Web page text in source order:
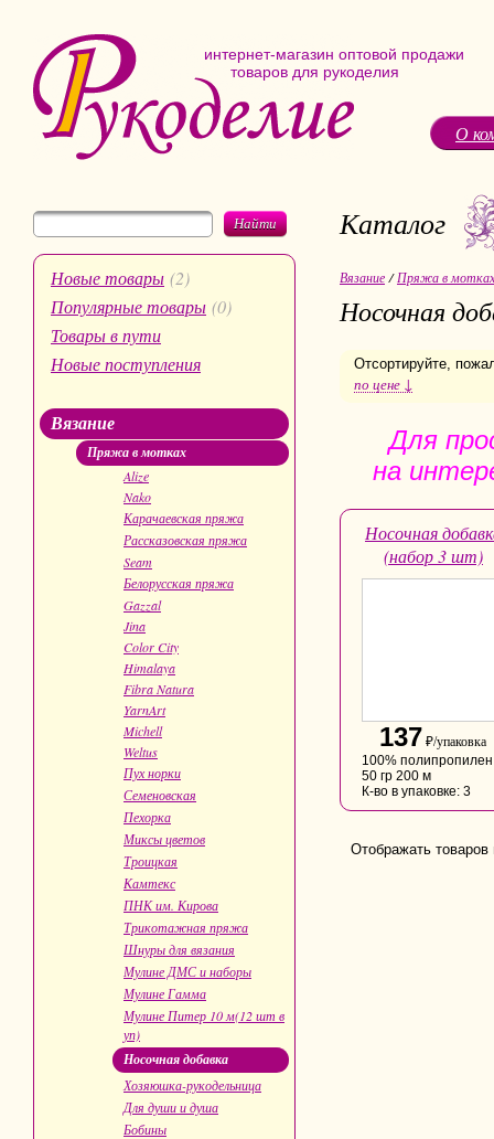
интернет-магазин оптовой продажи
товаров для рукоделия
О
Найти
Новые товары (2)
Популярные товары (0)
Товары в пути
Новые поступления
Вязание
Пряжа в мотках
Alize
Nako
Карачаевская пряжа
Рассказовская пряжа
Seam
Белорусская пряжа
Gazzal
Jina
Color City
Himalaya
Fibra Natura
YarnArt
Michell
Weltus
Пух норки
Семеновская
Пехорка
Миксы цветов
Троицкая
Камтекс
ПНК им. Кирова
Трикотажная пряжа
Шнуры для вязания
Мулине ДМС и наборы
Мулине Гамма
Мулине Питер 10 м(12 шт в
уп)
Носочная добавка
Хозяюшка-рукодельница
Для души и душа
Бобины
Каталог
Вязание /Пряжа в мотках
Носочная
Отсортируйте,
по цене ↓
Для
на
Носочная
(набор 3 шт)
137 ₽/упаковка
100% полипропилен
50 гр 200 м
К-во в упаковке: 3
Отображать